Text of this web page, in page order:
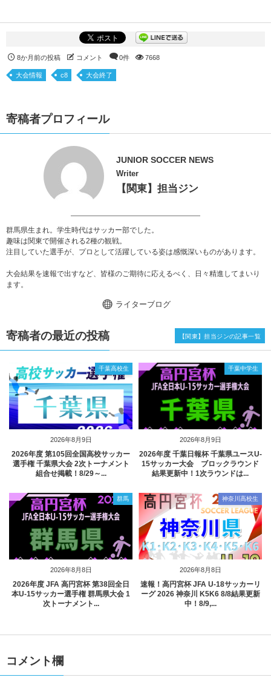
8か月前の投稿 コメント 0件 7668
大会情報 c8 大会終了
寄稿者プロフィール
JUNIOR SOCCER NEWS
Writer
【関東】担当ジン
群馬県生まれ。学生時代はサッカー部でした。
趣味は関東で開催される2種の観戦。
注目していた選手が、プロとして活躍している姿は感慨深いものがあります。
大会結果を速報で出すなど、皆様のご期待に応えるべく、日々精進してまいり
ます。
ライターブログ
寄稿者の最近の投稿
2026年8月9日
千葉高校生
2026年度 第105回全国高校サッカー
選手権 千葉県大会 2次トーナメント
組合せ掲載！8/29～...
2026年8月9日
千葉中学生
2026年度 千葉日報杯 千葉県ユースU-
15サッカー大会 ブロックラウンド
結果更新中！1次ラウンドは...
2026年8月8日
群馬
2026年度 JFA 高円宮杯 第38回全日
本U-15サッカー選手権 群馬県大会 1
次トーナメント...
2026年8月8日
神奈川高校生
速報！高円宮杯 JFA U-18サッカーリ
ーグ 2026 神奈川 K5K6 8/8結果更新
中！8/9,...
【関東】担当ジンの記事一覧
コメント欄